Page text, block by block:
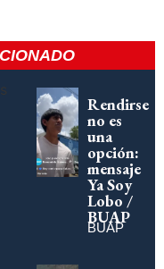
Rendirse
no es
una
opción:
mensaje
Ya Soy
Lobo /
BUAP
BUAP